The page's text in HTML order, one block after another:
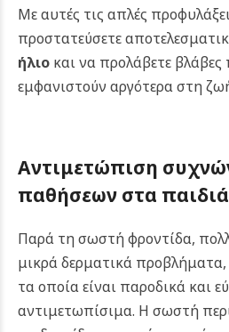
Με αυτές τις απλές
προστατεύσετε
ήλιο και να προλάβετε
εμφανιστούν αργότερα στη
Αντιμετώπιση
παθήσεων στα παιδιά
Παρά τη σωστή φροντίδα,
μικρά δερματικά
τα οποία είναι παροδικά και
αντιμετωπίσιμα. Η σωστή